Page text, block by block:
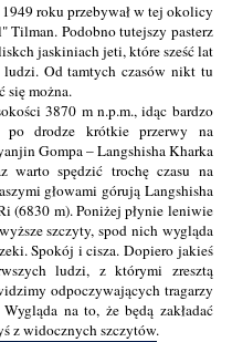
roku przebywał w tej okolicy
Podobno tutejszy pasterz
jaskiniach jeti, które sześć lat
Od tamtych czasów nikt tu
się można.
3870 m n.p.m., idąc bardzo
po drodze krótkie przerwy na
Gompa – Langshisha Kharka
warto spędzić trochę czasu na
głowami górują Langshisha
(6830 m). Poniżej płynie leniwie
szczyty, spod nich wygląda
Spokój i cisza. Dopiero jakieś
ludzi, z którymi zresztą
odpoczywających tragarzy
na to, że będą zakładać
z widocznych szczytów.